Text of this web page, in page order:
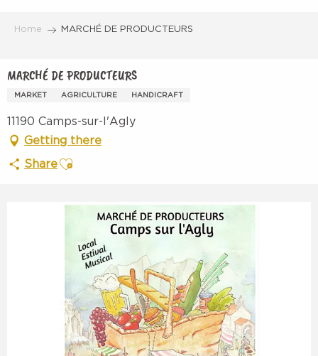
Home MARCHÉ DE PRODUCTEURS
MARCHÉ DE PRODUCTEURS
MARKET AGRICULTURE HANDICRAFT
11190 Camps-sur-l'Agly
Getting there
ShareAjouter aux favoris